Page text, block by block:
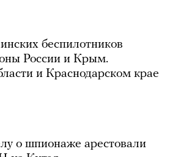
беспилотников
России и Крым.
и Краснодарском крае
о шпионаже арестовали